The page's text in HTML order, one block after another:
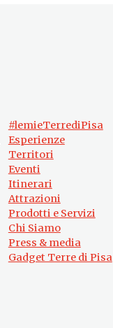
#lemieTerrediPisa
Esperienze
Territori
Eventi
Itinerari
Attrazioni
Prodotti e Servizi
Chi Siamo
Press & media
Gadget Terre di Pisa